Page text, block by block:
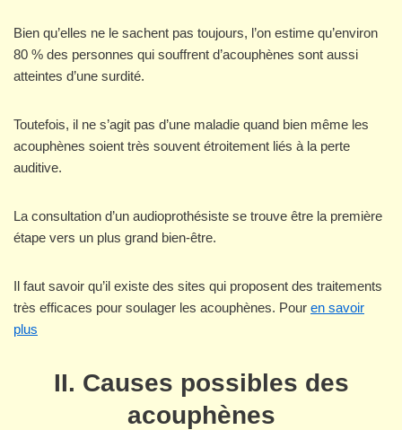
Bien qu’elles ne le sachent pas toujours, l’on estime qu’environ
80 % des personnes qui souffrent d’acouphènes sont aussi
atteintes d’une surdité.
Toutefois, il ne s’agit pas d’une maladie quand bien même les
acouphènes soient très souvent étroitement liés à la perte
auditive.
La consultation d’un audioprothésiste se trouve être la première
étape vers un plus grand bien-être.
Il faut savoir qu’il existe des sites qui proposent des traitements
très efficaces pour soulager les acouphènes. Pour en savoir
plus
II. Causes possibles des
acouphènes